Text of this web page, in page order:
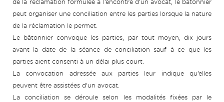
de la réclamation formulée à l’encontre d’un avocat, le bâtonnier
peut organiser une conciliation entre les parties lorsque la nature
de la réclamation le permet.
Le bâtonnier convoque les parties, par tout moyen, dix jours
avant la date de la séance de conciliation sauf à ce que les
parties aient consenti à un délai plus court.
La convocation adressée aux parties leur indique qu’elles
peuvent être assistées d’un avocat.
La conciliation se déroule selon les modalités fixées par le